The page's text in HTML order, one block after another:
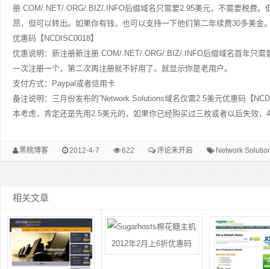
册.COM/.NET/.ORG/.BIZ/.INFO后缀域名只需要2.95美元，不需要税费。
昂，但可以转出。如果你有钱，也可以支持一下他们第二年续费30多美金
优惠码【NCDISC0018】
优惠说明：新注册新注册.COM/.NET/.ORG/.BIZ/.INFO后缀域名首年只需
一次注册一个，第二次再注册就不好用了。就显示你是老用户。
支付方式：Paypal或者信用卡
备注说明：三月份发布的”Network Solutions域名仅需2.5美元优惠码【
本考虑，肯定还是先用2.5美元的，如果你已经购买过三枚或者以后失效
黑桃博客 2012-4-7 622 评论未开启 Network
相关文章